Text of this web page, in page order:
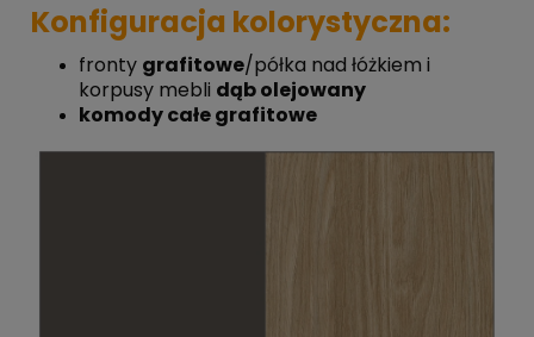
Konfiguracja kolorystyczna:
fronty grafitowe/półka nad łóżkiem i
korpusy mebli dąb olejowany
komody całe grafitowe